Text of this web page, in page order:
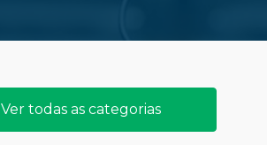
Ver todas as categorias